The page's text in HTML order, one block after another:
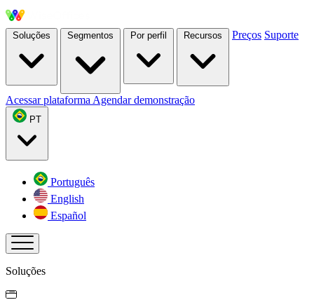
Soluções Segmentos Por perfil Recursos Preços Suporte
Acessar plataforma Agendar demonstração
PT
Português
English
Español
Soluções